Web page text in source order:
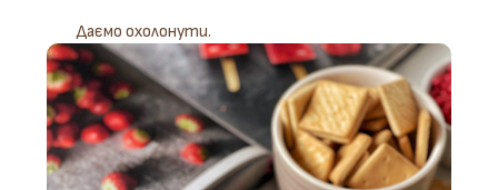
Даємо охолонути.